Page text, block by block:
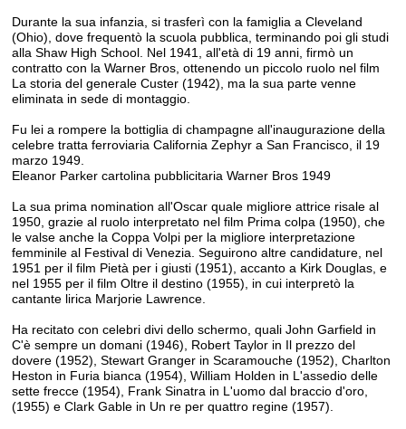
Durante la sua infanzia, si trasferì con la famiglia a Cleveland
(Ohio), dove frequentò la scuola pubblica, terminando poi gli studi
alla Shaw High School. Nel 1941, all'età di 19 anni, firmò un
contratto con la Warner Bros, ottenendo un piccolo ruolo nel film
La storia del generale Custer (1942), ma la sua parte venne
eliminata in sede di montaggio.
Fu lei a rompere la bottiglia di champagne all'inaugurazione della
celebre tratta ferroviaria California Zephyr a San Francisco, il 19
marzo 1949.
Eleanor Parker cartolina pubblicitaria Warner Bros 1949
La sua prima nomination all'Oscar quale migliore attrice risale al
1950, grazie al ruolo interpretato nel film Prima colpa (1950), che
le valse anche la Coppa Volpi per la migliore interpretazione
femminile al Festival di Venezia. Seguirono altre candidature, nel
1951 per il film Pietà per i giusti (1951), accanto a Kirk Douglas, e
nel 1955 per il film Oltre il destino (1955), in cui interpretò la
cantante lirica Marjorie Lawrence.
Ha recitato con celebri divi dello schermo, quali John Garfield in
C'è sempre un domani (1946), Robert Taylor in Il prezzo del
dovere (1952), Stewart Granger in Scaramouche (1952), Charlton
Heston in Furia bianca (1954), William Holden in L'assedio delle
sette frecce (1954), Frank Sinatra in L'uomo dal braccio d'oro,
(1955) e Clark Gable in Un re per quattro regine (1957).